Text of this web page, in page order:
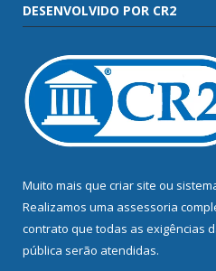
DESENVOLVIDO POR CR2
Muito mais que criar site ou
Realizamos uma assessoria
contrato que todas as exigências
pública serão atendidas.